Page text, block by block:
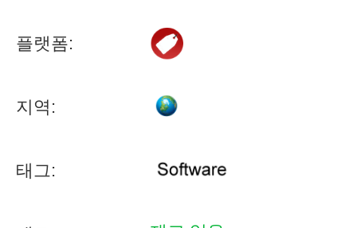
플랫폼:
지역:
태그: